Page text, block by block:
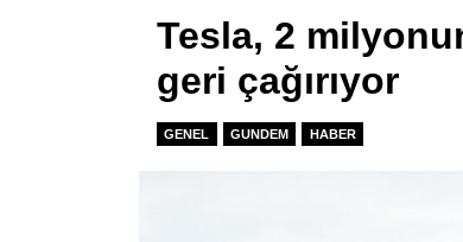
Tesla, 2
geri çağırıyor
GENEL GUNDEM HABER